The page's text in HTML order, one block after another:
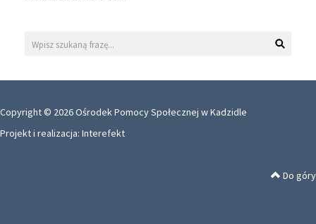
Wyszukaj
Copyright © 2026 Ośrodek Pomocy Społecznej w Kadzidle
Projekt i realizacja: Interefekt
Do góry